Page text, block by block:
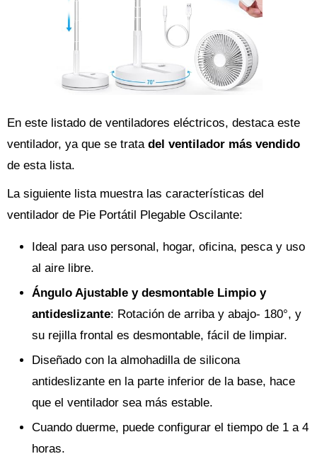
En este listado de ventiladores eléctricos, destaca este
ventilador, ya que se trata del ventilador más vendido
de esta lista.
La siguiente lista muestra las características del
ventilador de Pie Portátil Plegable Oscilante:
Ideal para uso personal, hogar, oficina, pesca y uso
al aire libre.
Ángulo Ajustable y desmontable Limpio y
antideslizante: Rotación de arriba y abajo- 180°, y
su rejilla frontal es desmontable, fácil de limpiar.
Diseñado con la almohadilla de silicona
antideslizante en la parte inferior de la base, hace
que el ventilador sea más estable.
Cuando duerme, puede configurar el tiempo de 1 a 4
horas.